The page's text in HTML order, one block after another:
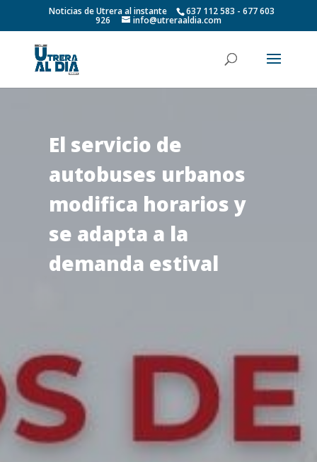
Noticias de Utrera al instante 637 112 583 - 677 603
926 info@utreraaldia.com
El servicio de
autobuses urbanos
modifica horarios y
se adapta a la
demanda estival